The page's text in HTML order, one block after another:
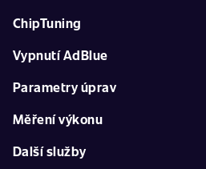
ChipTuning
Vypnutí AdBlue
Parametry úprav
Měření výkonu
Další služby